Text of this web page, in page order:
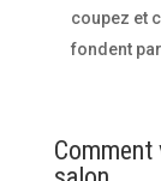
coupez et
fondent
Comment